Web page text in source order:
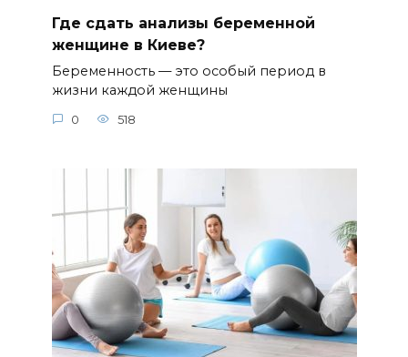
Где сдать анализы беременной
женщине в Киеве?
Беременность — это особый период в
жизни каждой женщины
0 518